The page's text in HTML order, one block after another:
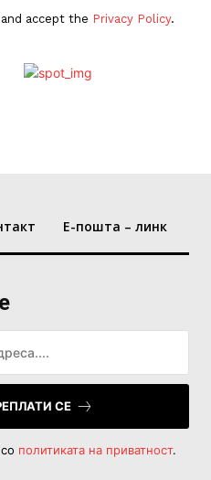
accept the Privacy Policy.
Е-пошта – линк
СЕ
политиката на приватност.